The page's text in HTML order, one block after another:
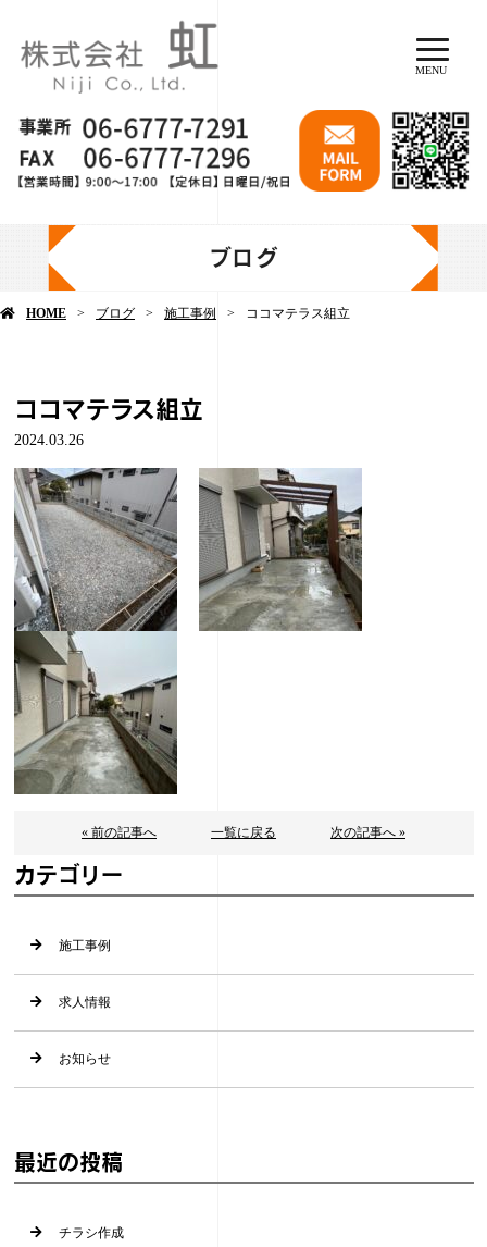
MENU
ブログ
HOME ブログ 施工事例 ココマテラス組立
ココマテラス組立
2024.03.26
« 前の記事へ 一覧に戻る 次の記事へ »
カテゴリー
施工事例
求人情報
お知らせ
最近の投稿
チラシ作成